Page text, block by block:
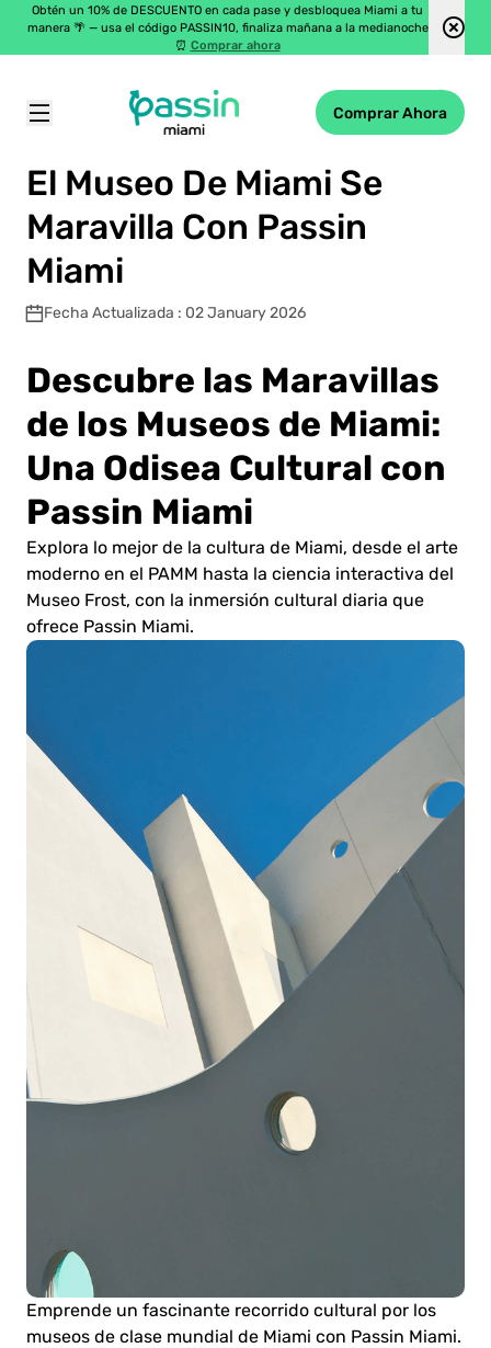
Obtén un 10% de DESCUENTO en cada pase y desbloquea Miami a tu
manera 🌴 — usa el código PASSIN10, finaliza mañana a la medianoche
⏰ Comprar ahora
Comprar Ahora
Passin Miami Blog \ El Museo De Miami Se Maravilla Con Passin Miami
El Museo De Miami Se
Maravilla Con Passin
Miami
Fecha Actualizada : 02 January 2026
Descubre las Maravillas
de los Museos de Miami:
Una Odisea Cultural con
Passin Miami
Explora lo mejor de la cultura de Miami, desde el arte
moderno en el PAMM hasta la ciencia interactiva del
Museo Frost, con la inmersión cultural diaria que
ofrece Passin Miami.
Emprende un fascinante recorrido cultural por los
museos de clase mundial de Miami con Passin Miami.